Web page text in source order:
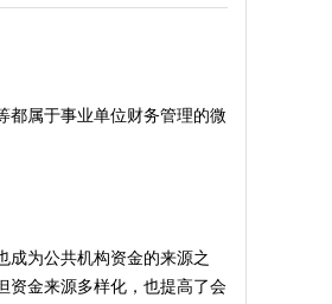
都属于事业单位财务管理的微
成为公共机构资金的来源之
资金来源多样化，也提高了会